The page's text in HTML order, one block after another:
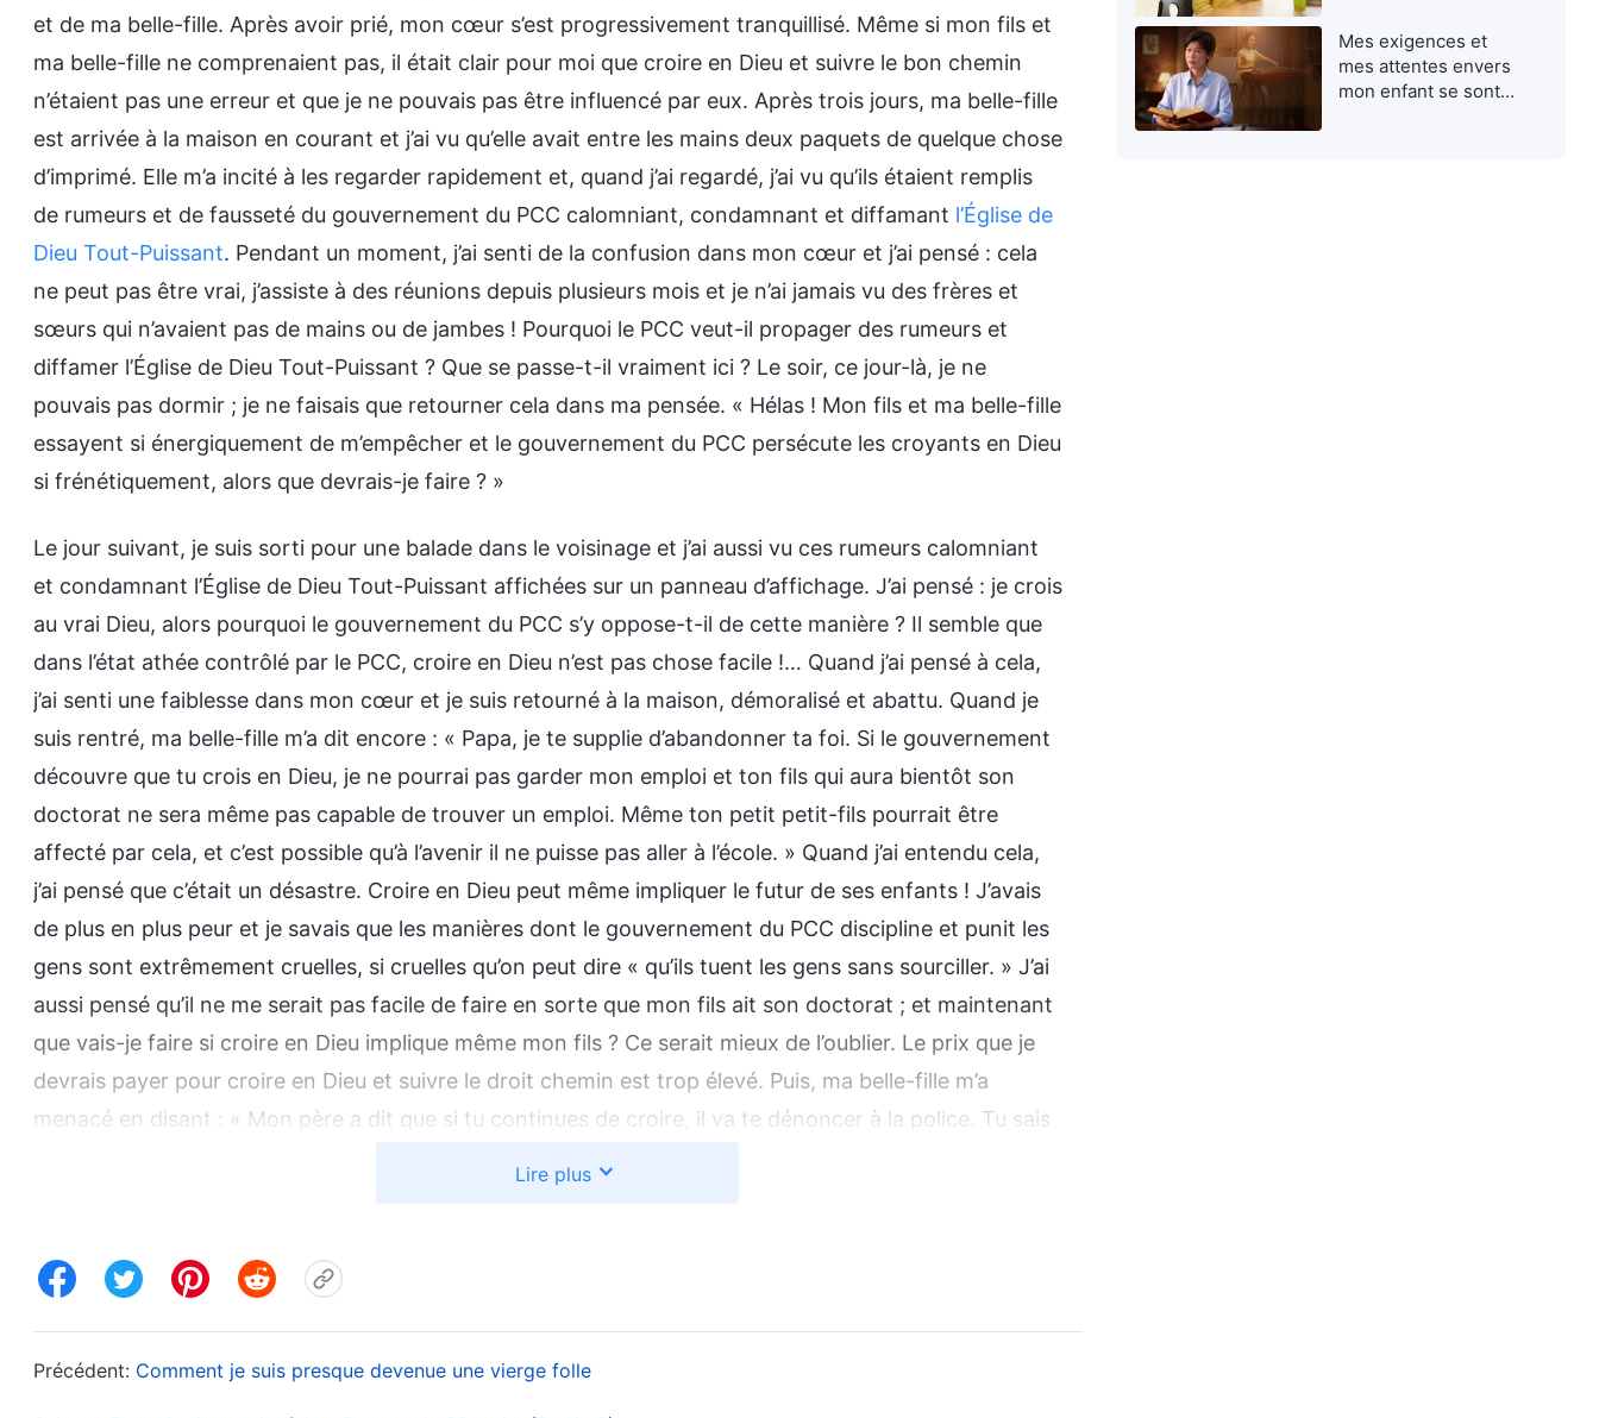
et de ma belle-fille. Après avoir prié, mon cœur s’est progressivement tranquillisé. Même si mon fils et
ma belle-fille ne comprenaient pas, il était clair pour moi que croire en Dieu et suivre le bon chemin
n’étaient pas une erreur et que je ne pouvais pas être influencé par eux. Après trois jours, ma belle-fille
est arrivée à la maison en courant et j’ai vu qu’elle avait entre les mains deux paquets de quelque chose
d’imprimé. Elle m’a incité à les regarder rapidement et, quand j’ai regardé, j’ai vu qu’ils étaient remplis
de rumeurs et de fausseté du gouvernement du PCC calomniant, condamnant et diffamant l’Église de
Dieu Tout-Puissant. Pendant un moment, j’ai senti de la confusion dans mon cœur et j’ai pensé : cela
ne peut pas être vrai, j’assiste à des réunions depuis plusieurs mois et je n’ai jamais vu des frères et
sœurs qui n’avaient pas de mains ou de jambes ! Pourquoi le PCC veut-il propager des rumeurs et
diffamer l’Église de Dieu Tout-Puissant ? Que se passe-t-il vraiment ici ? Le soir, ce jour-là, je ne
pouvais pas dormir ; je ne faisais que retourner cela dans ma pensée. « Hélas ! Mon fils et ma belle-fille
essayent si énergiquement de m’empêcher et le gouvernement du PCC persécute les croyants en Dieu
si frénétiquement, alors que devrais-je faire ? »
Le jour suivant, je suis sorti pour une balade dans le voisinage et j’ai aussi vu ces rumeurs calomniant
et condamnant l’Église de Dieu Tout-Puissant affichées sur un panneau d’affichage. J’ai pensé : je crois
au vrai Dieu, alors pourquoi le gouvernement du PCC s’y oppose-t-il de cette manière ? Il semble que
dans l’état athée contrôlé par le PCC, croire en Dieu n’est pas chose facile !… Quand j’ai pensé à cela,
j’ai senti une faiblesse dans mon cœur et je suis retourné à la maison, démoralisé et abattu. Quand je
suis rentré, ma belle-fille m’a dit encore : « Papa, je te supplie d’abandonner ta foi. Si le gouvernement
découvre que tu crois en Dieu, je ne pourrai pas garder mon emploi et ton fils qui aura bientôt son
doctorat ne sera même pas capable de trouver un emploi. Même ton petit petit-fils pourrait être
affecté par cela, et c’est possible qu’à l’avenir il ne puisse pas aller à l’école. » Quand j’ai entendu cela,
j’ai pensé que c’était un désastre. Croire en Dieu peut même impliquer le futur de ses enfants ! J’avais
de plus en plus peur et je savais que les manières dont le gouvernement du PCC discipline et punit les
gens sont extrêmement cruelles, si cruelles qu’on peut dire « qu’ils tuent les gens sans sourciller. » J’ai
aussi pensé qu’il ne me serait pas facile de faire en sorte que mon fils ait son doctorat ; et maintenant
que vais-je faire si croire en Dieu implique même mon fils ? Ce serait mieux de l’oublier. Le prix que je
devrais payer pour croire en Dieu et suivre le droit chemin est trop élevé. Puis, ma belle-fille m’a
menacé en disant : « Mon père a dit que si tu continues de croire, il va te dénoncer à la police. Tu sais
difficile de croire en Dieu, que la pression était trop forte. Sous cette attaque de mon fils et de ma
mieux de simplement abandonner ma croyance. Après cela, je ne participais plus aux réunions, et des
Lire plus
Précédent: Comment je suis presque devenue une vierge folle
Mes exigences et
mes attentes envers
mon enfant se sont